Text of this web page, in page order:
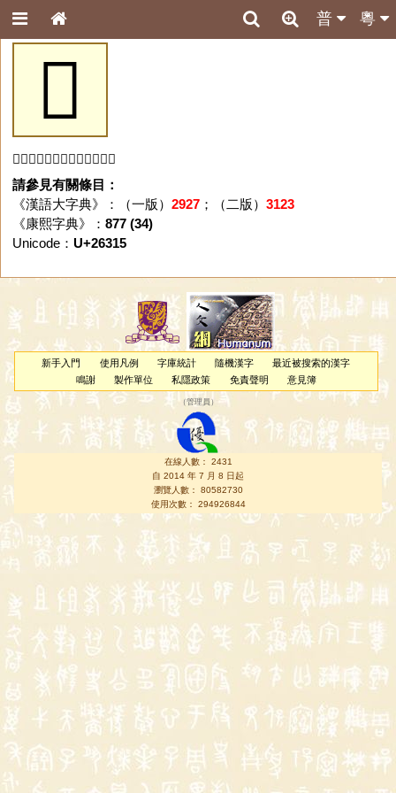
粵
普
𦌕
「𦌕」字未收錄於本資料庫。
請參見有關條目：
《漢語大字典》：（一版） 2927；（二版） 3123
《康熙字典》： 877 (34)
Unicode： U+26315
新手入門 使用凡例 字庫統計 隨機漢字
最近被搜索的漢字
鳴謝
製作單位 私隱政策 免責聲明 意見簿
（管理員 ）
在線人數： 2431
自 2014 年 7 月 8 日起
瀏覽人數： 80582730
使用次數： 294926844